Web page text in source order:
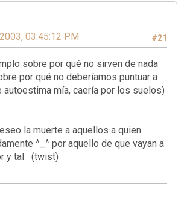
#21
03:45:12 PM
sobre por qué no sirven de nada
por qué no deberíamos puntuar a
autoestima mía, caería por los suelos)
la muerte a aquellos a quien
^_^ por aquello de que vayan a
y tal (twist)